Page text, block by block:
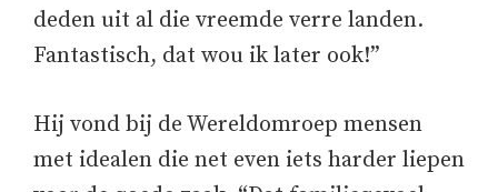
deden uit al die vreemde verre landen.
Fantastisch, dat wou ik later ook!”
Hij vond bij de Wereldomroep mensen
met idealen die net even iets harder liepen